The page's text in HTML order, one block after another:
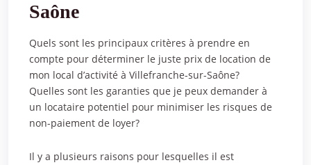
Saône
Quels sont les principaux critères à prendre en
compte pour déterminer le juste prix de location de
mon local d’activité à Villefranche-sur-Saône?
Quelles sont les garanties que je peux demander à
un locataire potentiel pour minimiser les risques de
non-paiement de loyer?
Il y a plusieurs raisons pour lesquelles il est